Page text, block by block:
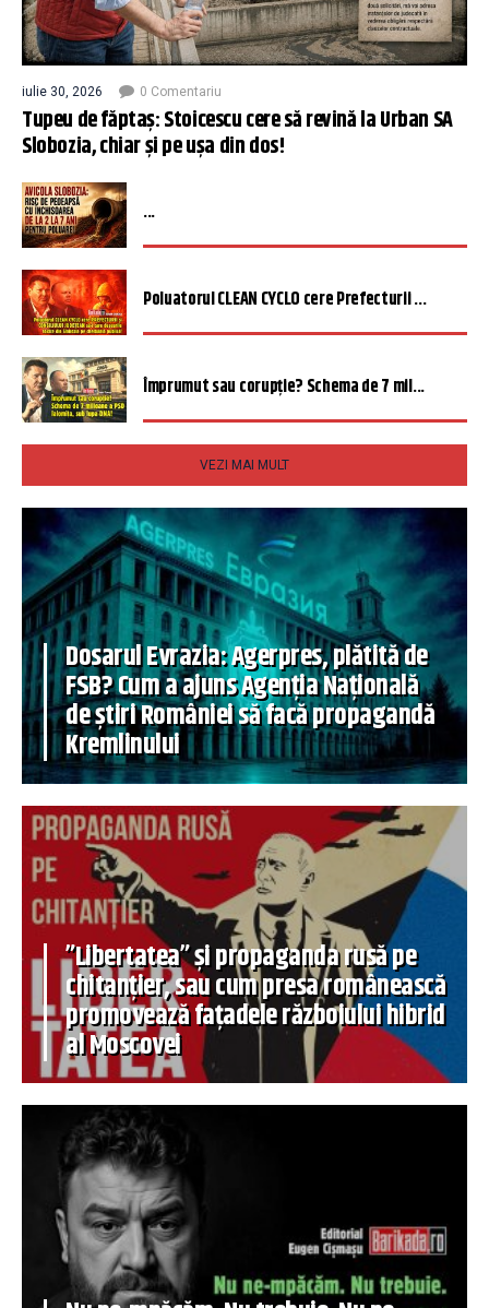
iulie 30, 2026 0 Comentariu
Tupeu de făptaș: Stoicescu cere să revină la Urban SA
Slobozia, chiar și pe ușa din dos!
...
Poluatorul CLEAN CYCLO cere Prefecturii ...
Împrumut sau corupție? Schema de 7 mil...
VEZI MAI MULT
Dosarul Evrazia: Agerpres, plătită de
FSB? Cum a ajuns Agenția Națională
de știri României să facă propagandă
Kremlinului
”Libertatea” și propaganda rusă pe
chitanțier, sau cum presa românească
promovează fațadele războiului hibrid
al Moscovei